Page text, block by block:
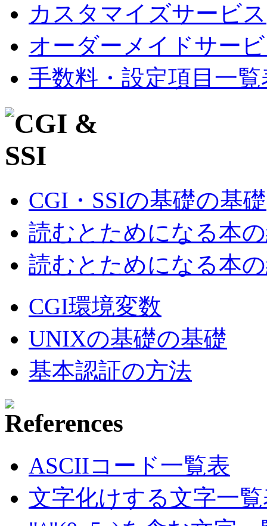
カスタマイズサービス
オーダーメイドサー
手数料・設定項目一覧
CGI・SSIの基礎の基礎
読むとためになる本
読むとためになる本
CGI環境変数
UNIXの基礎の基礎
基本認証の方法
ASCIIコード一覧表
文字化けする文字一